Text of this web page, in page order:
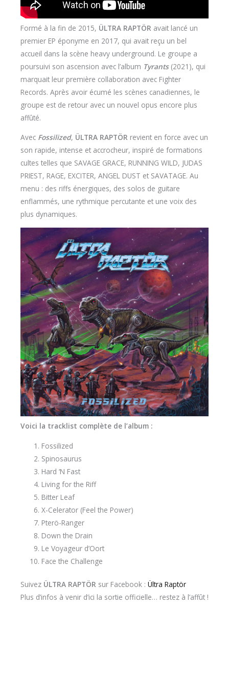
Formé à la fin de 2015, ÜLTRA RAPTÖR avait lancé un
premier EP éponyme en 2017, qui avait reçu un bel
accueil dans la scène heavy underground. Le groupe a
poursuivi son ascension avec l’album Tyrants(2021), qui
marquait leur première collaboration avec Fighter
Records. Après avoir écumé les scènes canadiennes, le
groupe est de retour avec un nouvel opus encore plus
affûté.
Avec Fossilized, ÜLTRA RAPTÖR revient en force avec un
son rapide, intense et accrocheur, inspiré de formations
cultes telles que SAVAGE GRACE, RUNNING WILD, JUDAS
PRIEST, RAGE, EXCITER, ANGEL DUST et SAVATAGE. Au
menu : des riffs énergiques, des solos de guitare
enflammés, une rythmique percutante et une voix des
plus dynamiques.
Voici la tracklist complète de l’album :
Fossilized
Spinosaurus
Hard ‘N Fast
Living for the Riff
Bitter Leaf
X-Celerator (Feel the Power)
Pterö-Ranger
Down the Drain
Le Voyageur d’Oort
Face the Challenge
Suivez ÜLTRA RAPTÖR sur Facebook : Ültra Raptör
Plus d’infos à venir d’ici la sortie officielle… restez à l’affût !